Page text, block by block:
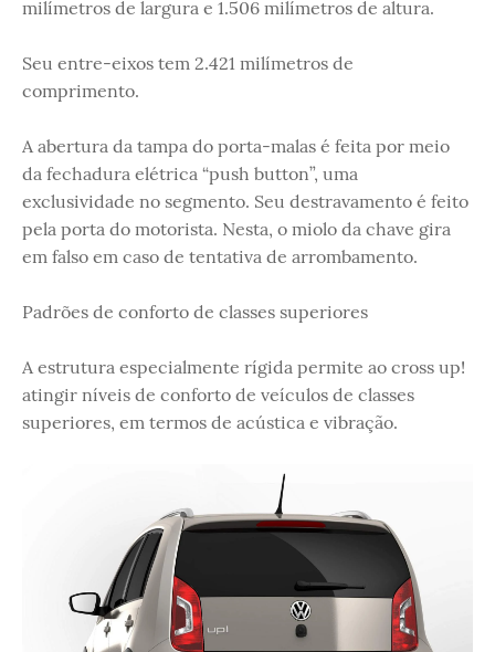
milímetros de largura e 1.506 milímetros de altura.
Seu entre-eixos tem 2.421 milímetros de
comprimento.
A abertura da tampa do porta-malas é feita por meio
da fechadura elétrica “push button”, uma
exclusividade no segmento. Seu destravamento é feito
pela porta do motorista. Nesta, o miolo da chave gira
em falso em caso de tentativa de arrombamento.
Padrões de conforto de classes superiores
A estrutura especialmente rígida permite ao cross up!
atingir níveis de conforto de veículos de classes
superiores, em termos de acústica e vibração.